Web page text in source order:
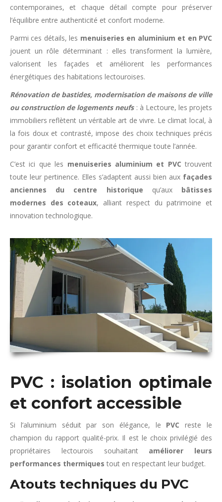
contemporaines, et chaque détail compte pour préserver
l’équilibre entre authenticité et confort moderne.
Parmi ces détails, les menuiseries en aluminium et en PVC
jouent un rôle déterminant : elles transforment la lumière,
valorisent les façades et améliorent les performances
énergétiques des habitations lectouroises.
Rénovation de bastides, modernisation de maisons de ville
ou construction de logements neufs: à Lectoure, les projets
immobiliers reflètent un véritable art de vivre. Le climat local, à
la fois doux et contrasté, impose des choix techniques précis
pour garantir confort et efficacité thermique toute l’année.
C’est ici que les menuiseries aluminium et PVC trouvent
toute leur pertinence. Elles s’adaptent aussi bien aux façades
anciennes du centre historique qu’aux bâtisses
modernes des coteaux, alliant respect du patrimoine et
innovation technologique.
PVC : isolation optimale
et confort accessible
Si l’aluminium séduit par son élégance, le PVC reste le
champion du rapport qualité-prix. Il est le choix privilégié des
propriétaires lectourois souhaitant améliorer leurs
performances thermiques tout en respectant leur budget.
Atouts techniques du PVC